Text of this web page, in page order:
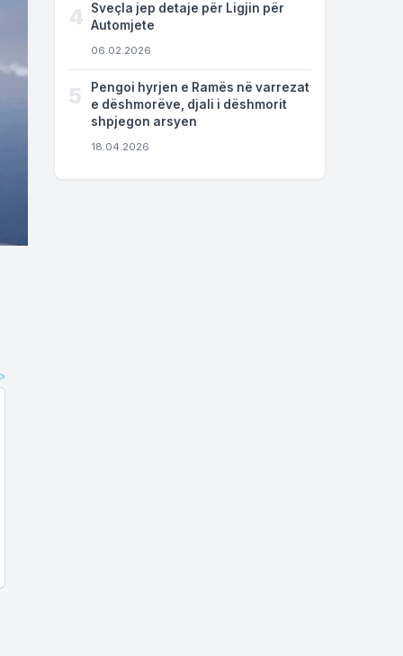
4
Sveçla jep detaje për Ligjin për
Automjete
06.02.2026
5
Pengoi hyrjen e Ramës në varrezat
e dëshmorëve, djali i dëshmorit
shpjegon arsyen
18.04.2026